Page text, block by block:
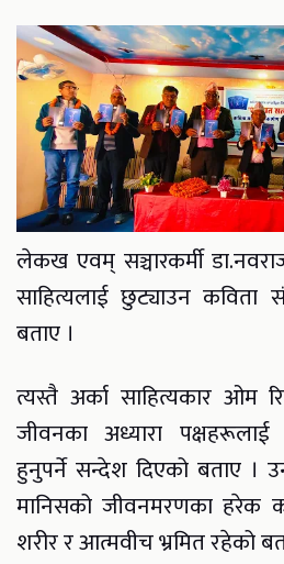
लेकख एवम् सञ्चारकर्मी
साहित्यलाई छुट्याउन कविता
बताए ।
त्यस्तै अर्का साहित्यकार ओम
जीवनका अध्यारा पक्षहरूलाई
हुनुपर्ने सन्देश दिएको बताए ।
मानिसको जीवनमरणका हरेक
शरीर र आत्मवीच भ्रमित रहेको